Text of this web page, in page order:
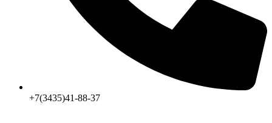
+7(3435)41-88-37